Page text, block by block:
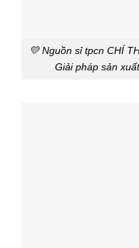
💛 Nguồn sỉ tpcn CHÍ
Giải pháp sản